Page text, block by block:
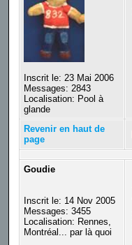
Inscrit le: 23 Mai 2006
Messages: 2843
Localisation: Pool à
glande
Revenir en haut de
page
Goudie
Inscrit le: 14 Nov 2005
Messages: 3455
Localisation: Rennes,
Montréal... par là quoi